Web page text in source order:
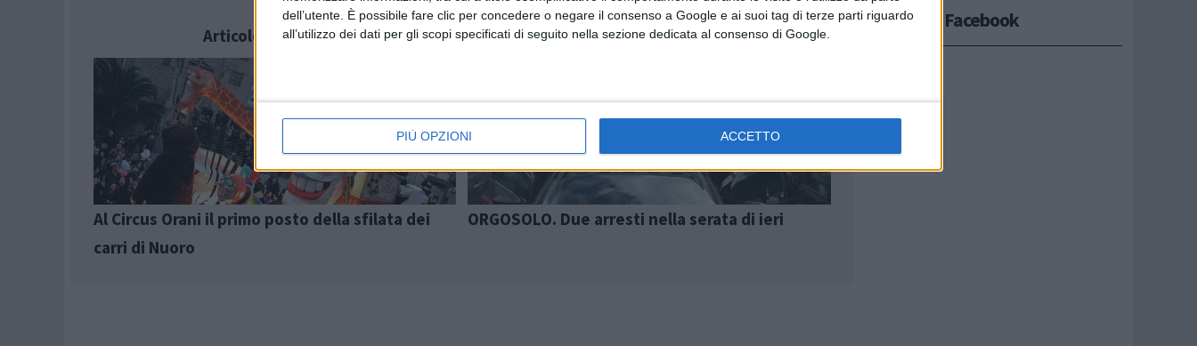
dell’utente. È possibile fare clic per concedere o negare il consenso a Google e ai suoi tag di terze parti riguardo
all’utilizzo dei dati per gli scopi specificati di seguito nella sezione dedicata al consenso di Google.
PIÙ OPZIONI ACCETTO
Articolo successivo
Al Circus Orani il primo posto della sfilata dei
carri di Nuoro
Articolo precedente
ORGOSOLO. Due arresti nella serata di ieri
Seguici su Facebook